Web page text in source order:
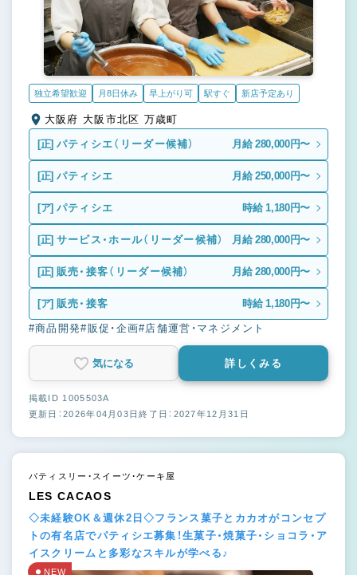
独立希望歓迎 月8日休み 早上がり可 駅すぐ 新店予定あり
大阪府 大阪市北区 万歳町
[正] パティシエ（リーダー候補） 月給 280,000円〜
[正] パティシエ 月給 250,000円〜
[ア] パティシエ 時給 1,180円〜
[正] サービス・ホール（リーダー候補） 月給 280,000円〜
[正] 販売・接客（リーダー候補） 月給 280,000円〜
[ア] 販売・接客 時給 1,180円〜
#商品開発#販促・企画#店舗運営・マネジメント
気になる 詳しくみる
掲載ID 1005503A
更新日：2026年04月03日終了日：2027年12月31日
パティスリー・スイーツ・ケーキ屋
LES CACAOS
◇未経験OK＆週休2日◇フランス菓子とカカオがコンセプ
トの有名店でパティシエ募集！生菓子・焼菓子・ショコラ・ア
イスクリームと多彩なスキルが学べる♪
NEW